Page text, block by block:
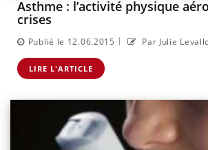
Asthme : l’activité physique
crises
Publié le 12.06.2015 | Par Julie
LIRE L'ARTICLE